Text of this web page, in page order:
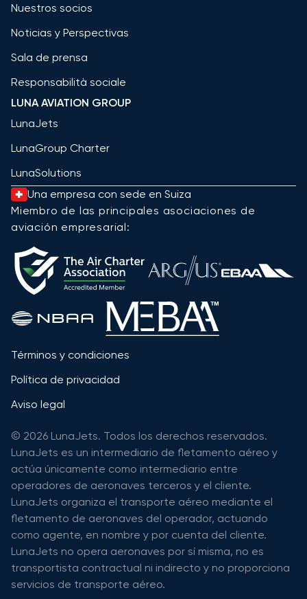
Nuestros socios
Noticias y Perspectivas
Sala de prensa
Responsabilità sociale
LUNA AVIATION GROUP
LunaJets
LunaGroup Charter
LunaSolutions
Una empresa con sede en Suiza
Miembro de las principales asociaciones de
aviación empresarial:
Términos y condiciones
Política de privacidad
Aviso legal
© 2026 LunaJets. Todos los derechos reservados.
LunaJets es un intermediario de fletamento aéreo y
actúa únicamente como intermediario entre
operadores de aeronaves terceros y el cliente.
LunaJets organiza el transporte aéreo mediante el
fletamento de aeronaves del operador, actuando
como agente, en nombre y por cuenta del cliente.
LunaJets no opera aeronaves por sí misma, no es
transportista contractual ni indirecto y no proporciona
servicios de transporte aéreo.